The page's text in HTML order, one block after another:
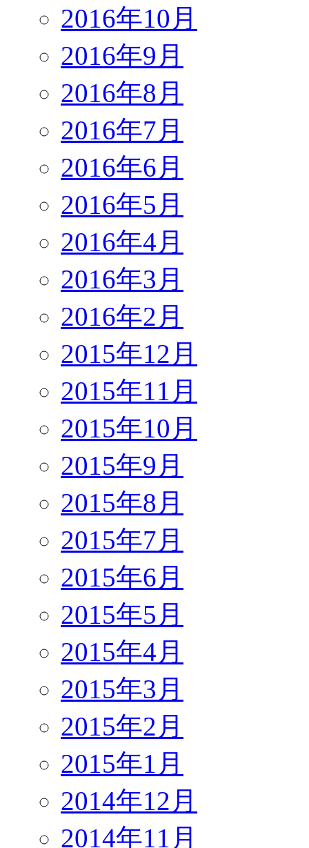
2016年10月
2016年9月
2016年8月
2016年7月
2016年6月
2016年5月
2016年4月
2016年3月
2016年2月
2015年12月
2015年11月
2015年10月
2015年9月
2015年8月
2015年7月
2015年6月
2015年5月
2015年4月
2015年3月
2015年2月
2015年1月
2014年12月
2014年11月